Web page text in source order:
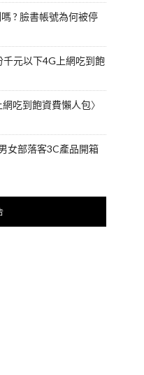
? 臉書帳號為何被停
千元以下4G上網吃到飽
吃到飽資費懶人包〉
女部落客3C產品開箱